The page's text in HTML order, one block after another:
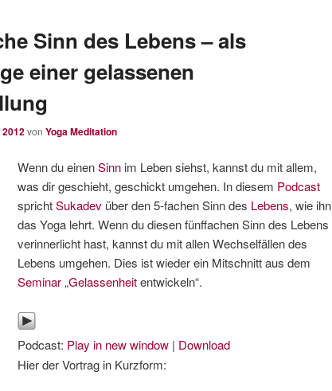
Sinn des Lebens – als
einer gelassenen
von Yoga Meditation
Wenn du einenSinn im Leben siehst, kannst du mit allem,
was dir geschieht, geschickt umgehen. In diesem Podcast
sprichtSukadev über den 5-fachen Sinn des Lebens, wie ihn
das Yoga lehrt. Wenn du diesen fünffachen Sinn des Lebens
verinnerlicht hast, kannst du mit allen Wechselfällen des
Lebens umgehen. Dies ist wieder ein Mitschnitt aus dem
Seminar„Gelassenheitentwickeln“.
Podcast: Play in new window | Download
Hier der Vortrag in Kurzform: